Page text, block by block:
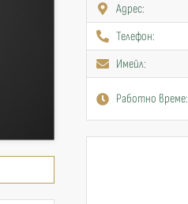
Адрес:
Телефон:
Имейл:
Работно време: